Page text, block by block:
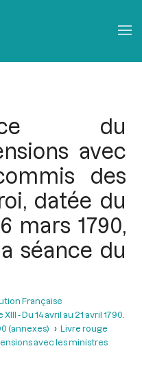
du
avec
des
datée du
mars 1790,
séance du
Française
XIII - Du 14 avril au 21 avril 1790.
(annexes)
Livre rouge
avec les ministres